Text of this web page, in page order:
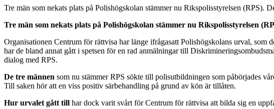
Tre män som nekats plats på Polishögskolan stämmer nu Rikspolisstyrelsen (RPS).
Tre män som nekats plats på Polishögskolan stämmer nu Rikspolisstyrelsen
Organisationen Centrum för rättvisa har länge ifrågasatt Polishögskolans urval,
har de bland annat gått i spetsen för en rad anmälningar till
dialog med RPS.
De tre männen som nu stämmer RPS sökte till polisutbildningen som påbörjades
Till saken hör att en viss positiv särbehandling på grund av kön är tillåten.
Hur urvalet gått till har dock varit svårt för Centrum för rättvisa att bilda sig en